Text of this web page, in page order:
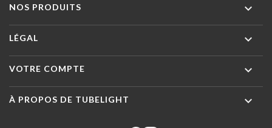
NOS PRODUITS 
LÉGAL 
VOTRE COMPTE 
À PROPOS DE TUBELIGHT 